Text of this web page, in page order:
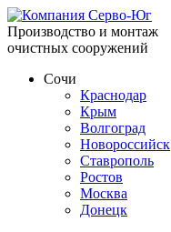
Производство и монтаж
очистных сооружений
Сочи
Краснодар
Крым
Волгоград
Новороссийск
Ставрополь
Ростов
Москва
Донецк